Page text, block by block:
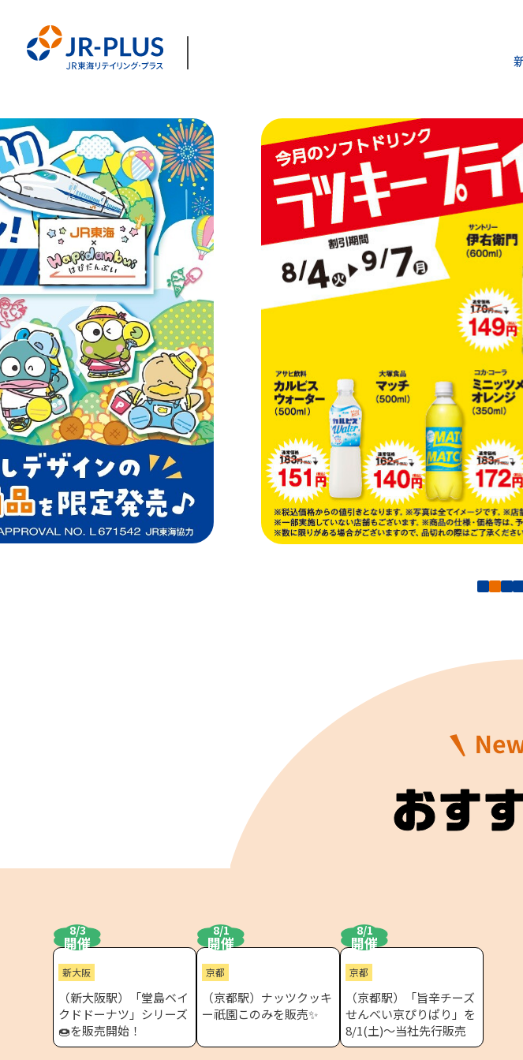
オンライン
駅ナカみやげやこだわり
JR東海MARKET 自社ECサイト 楽天
特産品や名産品たちを産
auPay
JR東海MARKET
8/3
開催
新大阪
（新大阪駅）「堂島ベイ
クドドーナツ」シリーズ
🍩を販売開始！
8/1
開催
京都
（京都駅）ナッツクッキ
ー祇園このみを販売✨
8/1
開催
京都
（京都駅）「旨辛チーズ
せんべい京ぴりぱり」を
8/1(土)～当社先行販売